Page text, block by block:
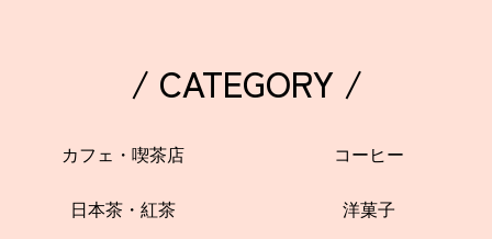
/ CATEGORY /
カフェ・喫茶店 コーヒー
日本茶・紅茶 洋菓子